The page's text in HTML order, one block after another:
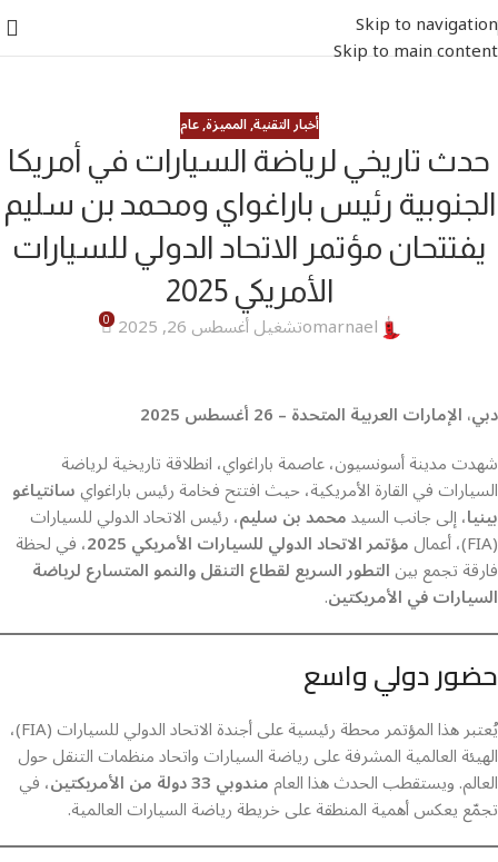
Skip to navigation
Skip to main content
أخبار التقنية,المميزة,عام
حدث تاريخي لرياضة السيارات في أمريكا
الجنوبية رئيس باراغواي ومحمد بن سليم
يفتتحان مؤتمر الاتحاد الدولي للسيارات
الأمريكي 2025
omarnaelتشغيل أغسطس 26, 2025 0
دبي، الإمارات العربية المتحدة – 26 أغسطس 2025
شهدت مدينة أسونسيون، عاصمة باراغواي، انطلاقة تاريخية لرياضة
السيارات في القارة الأمريكية، حيث افتتح فخامة رئيس باراغوايسانتياغو
بينيا، إلى جانب السيدمحمد بن سليم، رئيس الاتحاد الدولي للسيارات
(FIA)، أعمال مؤتمر الاتحاد الدولي للسيارات الأمريكي 2025 ، في لحظة
فارقة تجمع بينالتطور السريع لقطاع التنقل والنمو المتسارع لرياضة
السيارات في الأمريكتين.
حضور دولي واسع
يُعتبر هذا المؤتمر محطة رئيسية على أجندة الاتحاد الدولي للسيارات (FIA)،
الهيئة العالمية المشرفة على رياضة السيارات واتحاد منظمات التنقل حول
العالم. ويستقطب الحدث هذا العاممندوبي 33 دولة من الأمريكتين ، في
تجمّع يعكس أهمية المنطقة على خريطة رياضة السيارات العالمية.